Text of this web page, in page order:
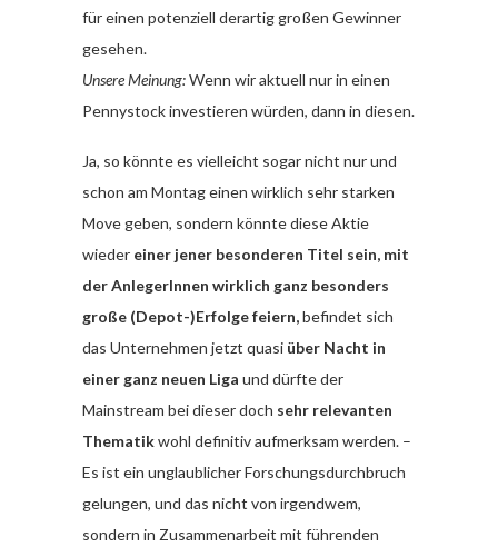
für einen potenziell derartig großen Gewinner
gesehen.
Unsere Meinung:Wenn wir aktuell nur in einen
Pennystock investieren würden, dann in diesen.
Ja, so könnte es vielleicht sogar nicht nur und
schon am Montag einen wirklich sehr starken
Move geben, sondern könnte diese Aktie
wieder einer jener besonderen Titel sein, mit
der AnlegerInnen wirklich ganz besonders
große (Depot-)Erfolge feiern,befindet sich
das Unternehmen jetzt quasi über Nacht in
einer ganz neuen Liga und dürfte der
Mainstream bei dieser doch sehr relevanten
Thematikwohl definitiv aufmerksam werden. –
Es ist ein unglaublicher Forschungsdurchbruch
gelungen, und das nicht von irgendwem,
sondern in Zusammenarbeit mit führenden